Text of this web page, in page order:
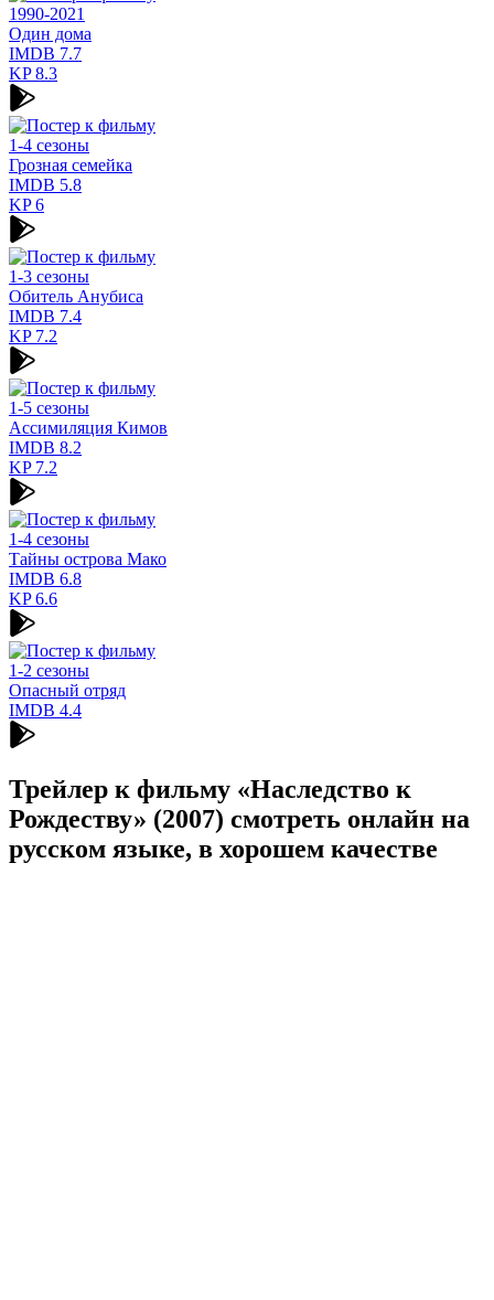
1990-2021
Один дома
IMDB 7.7
KP8.3
1-4 сезоны
Грозная семейка
IMDB 5.8
KP6
1-3 сезоны
Обитель Анубиса
IMDB 7.4
KP7.2
1-5 сезоны
Ассимиляция Кимов
IMDB 8.2
KP7.2
1-4 сезоны
Тайны острова Мако
IMDB 6.8
KP6.6
1-2 сезоны
Опасный отряд
IMDB 4.4
Трейлер к фильму «Наследство к
Рождеству» (2007) cмотреть онлайн на
русском языке, в хорошем качестве